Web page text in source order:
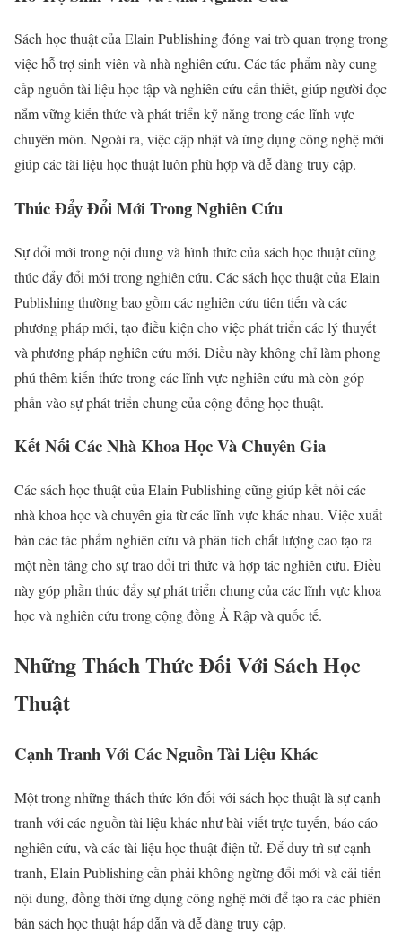
Sách học thuật của Elain Publishing đóng vai trò quan trọng trong
việc hỗ trợ sinh viên và nhà nghiên cứu. Các tác phẩm này cung
cấp nguồn tài liệu học tập và nghiên cứu cần thiết, giúp người đọc
nắm vững kiến thức và phát triển kỹ năng trong các lĩnh vực
chuyên môn. Ngoài ra, việc cập nhật và ứng dụng công nghệ mới
giúp các tài liệu học thuật luôn phù hợp và dễ dàng truy cập.
Thúc Đẩy Đổi Mới Trong Nghiên Cứu
Sự đổi mới trong nội dung và hình thức của sách học thuật cũng
thúc đẩy đổi mới trong nghiên cứu. Các sách học thuật của Elain
Publishing thường bao gồm các nghiên cứu tiên tiến và các
phương pháp mới, tạo điều kiện cho việc phát triển các lý thuyết
và phương pháp nghiên cứu mới. Điều này không chỉ làm phong
phú thêm kiến thức trong các lĩnh vực nghiên cứu mà còn góp
phần vào sự phát triển chung của cộng đồng học thuật.
Kết Nối Các Nhà Khoa Học Và Chuyên Gia
Các sách học thuật của Elain Publishing cũng giúp kết nối các
nhà khoa học và chuyên gia từ các lĩnh vực khác nhau. Việc xuất
bản các tác phẩm nghiên cứu và phân tích chất lượng cao tạo ra
một nền tảng cho sự trao đổi tri thức và hợp tác nghiên cứu. Điều
này góp phần thúc đẩy sự phát triển chung của các lĩnh vực khoa
học và nghiên cứu trong cộng đồng Ả Rập và quốc tế.
Những Thách Thức Đối Với Sách Học
Thuật
Cạnh Tranh Với Các Nguồn Tài Liệu Khác
Một trong những thách thức lớn đối với sách học thuật là sự cạnh
tranh với các nguồn tài liệu khác như bài viết trực tuyến, báo cáo
nghiên cứu, và các tài liệu học thuật điện tử. Để duy trì sự cạnh
tranh, Elain Publishing cần phải không ngừng đổi mới và cải tiến
nội dung, đồng thời ứng dụng công nghệ mới để tạo ra các phiên
bản sách học thuật hấp dẫn và dễ dàng truy cập.